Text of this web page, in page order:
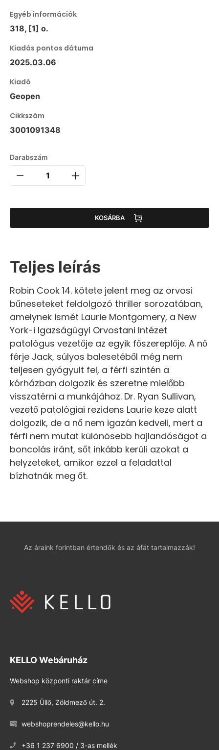
Egyéb információk
318, [1] o.
Kiadás pontos dátuma
2025.03.06
Kiadó
Geopen
Cikkszám
3001091348
Darabszám
KOSÁRBA
Teljes leírás
Robin Cook 14. kötete jelent meg az orvosi
bűneseteket feldolgozó thriller sorozatában,
amelynek ismét Laurie Montgomery, a New
York-i Igazságügyi Orvostani Intézet
patológus vezetője az egyik főszereplője. A nő
férje Jack, súlyos balesetéből még nem
teljesen gyógyult fel, a férfi szintén a
kórházban dolgozik és szeretne mielőbb
visszatérni a munkájához. Dr. Ryan Sullivan,
vezető patológiai rezidens Laurie keze alatt
dolgozik, de a nő nem igazán kedveli, mert a
férfi nem mutat különösebb hajlandóságot a
boncolás iránt, sőt inkább kerüli azokat a
helyzeteket, amikor ezzel a feladattal
bízhatnák meg őt.
Az áraink forintban értendők és az áfát tartalmazzák!
KELLO Webáruház
Webshop központi raktár címe
2225 Üllő, Zöldmező út. 2.
webshoprendeles@kello.hu
+36 1 237 6900 / 3-as mellék